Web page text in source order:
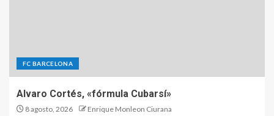
FC BARCELONA
Alvaro Cortés, «fórmula Cubarsí»
8 agosto, 2026 Enrique Monleon Ciurana